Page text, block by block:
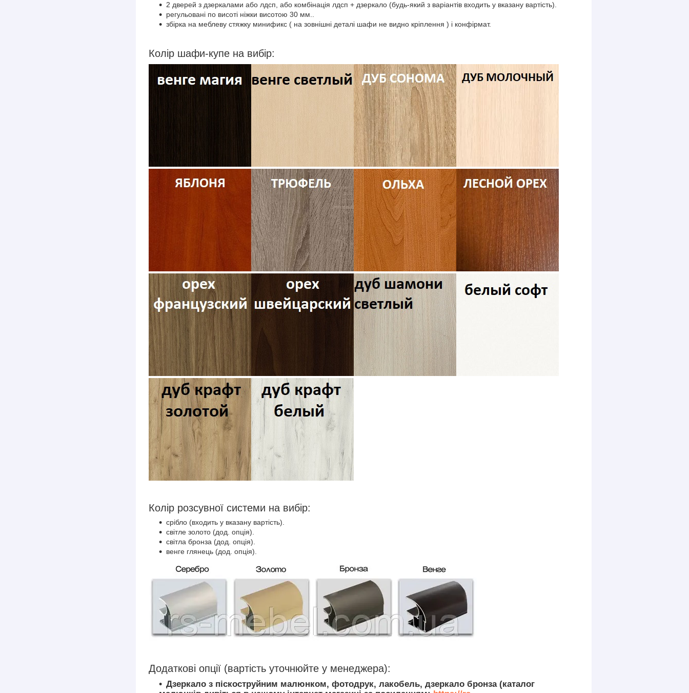
2 дверей з дзеркалами або лдсп, або комбінація лдсп + дзеркало (будь-який з варіантів входить у вказану вартість).
регульовані по висоті ніжки висотою 30 мм..
збірка на меблеву стяжку минификс ( на зовнішні деталі шафи не видно кріплення ) і конфірмат.
Колір шафи-купе на вибір:
Колір розсувної системи на вибір:
срібло (входить у вказану вартість).
світле золото (дод. опція).
світла бронза (дод. опція).
венге глянець (дод. опція).
Додаткові опції (вартість уточнюйте у менеджера):
Дзеркало з піскоструйним малюнком, фотодрук, лакобель, дзеркало бронза (каталог